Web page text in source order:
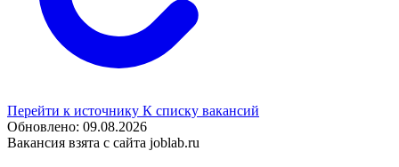
Перейти к источнику К списку вакансий
Обновлено: 09.08.2026
Вакансия взята с сайта joblab.ru